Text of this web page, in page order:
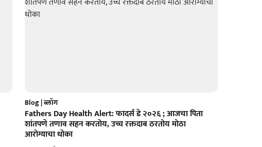
Blog | ब्लॉग
Fathers Day Health Alert: फादर्स डे २०२६ ; आजचा पिता
शांतपणे तणाव सहन करतोय, उच्च रक्तदाब ठरतोय मोठा
आरोग्याचा धोका